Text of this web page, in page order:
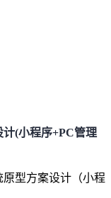
计(小程序+PC管理
型方案设计（小程